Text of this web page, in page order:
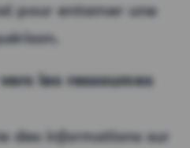
pour entamer une
les ressources
des informations sur